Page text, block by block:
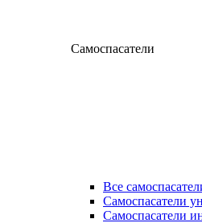
Самоспасатели
Все
Самоспасатели
Самоспасатели